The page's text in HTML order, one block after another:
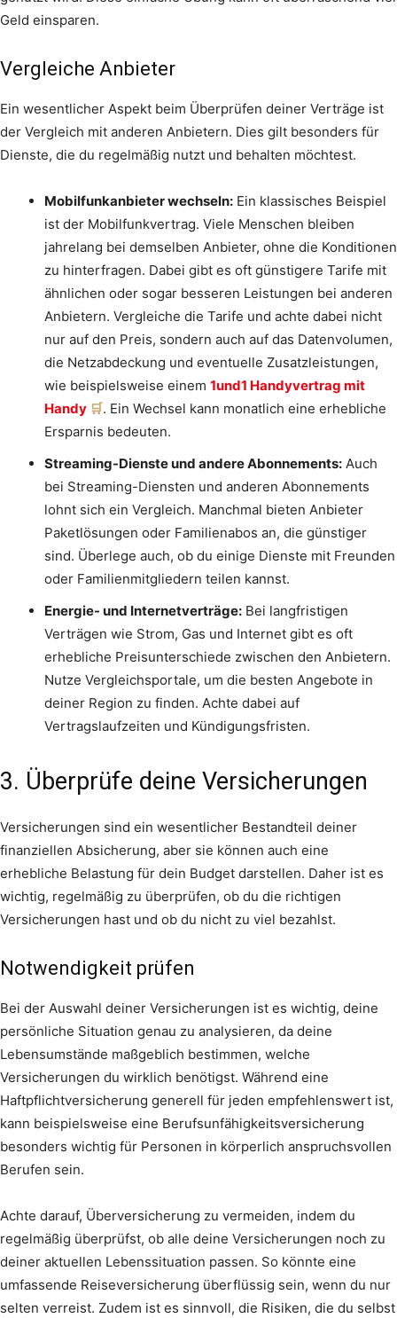
Geld einsparen.
Vergleiche Anbieter
Ein wesentlicher Aspekt beim Überprüfen deiner Verträge ist
der Vergleich mit anderen Anbietern. Dies gilt besonders für
Dienste, die du regelmäßig nutzt und behalten möchtest.
Mobilfunkanbieter wechseln: Ein klassisches Beispiel
ist der Mobilfunkvertrag. Viele Menschen bleiben
jahrelang bei demselben Anbieter, ohne die Konditionen
zu hinterfragen. Dabei gibt es oft günstigere Tarife mit
ähnlichen oder sogar besseren Leistungen bei anderen
Anbietern. Vergleiche die Tarife und achte dabei nicht
nur auf den Preis, sondern auch auf das Datenvolumen,
die Netzabdeckung und eventuelle Zusatzleistungen,
wie beispielsweise einem 1und1 Handyvertrag mit
Handy
. Ein Wechsel kann monatlich eine erhebliche
Ersparnis bedeuten.
Streaming-Dienste und andere Abonnements: Auch
bei Streaming-Diensten und anderen Abonnements
lohnt sich ein Vergleich. Manchmal bieten Anbieter
Paketlösungen oder Familienabos an, die günstiger
sind. Überlege auch, ob du einige Dienste mit Freunden
oder Familienmitgliedern teilen kannst.
Energie- und Internetverträge: Bei langfristigen
Verträgen wie Strom, Gas und Internet gibt es oft
erhebliche Preisunterschiede zwischen den Anbietern.
Nutze Vergleichsportale, um die besten Angebote in
deiner Region zu finden. Achte dabei auf
Vertragslaufzeiten und Kündigungsfristen.
3. Überprüfe deine Versicherungen
Versicherungen sind ein wesentlicher Bestandteil deiner
finanziellen Absicherung, aber sie können auch eine
erhebliche Belastung für dein Budget darstellen. Daher ist es
wichtig, regelmäßig zu überprüfen, ob du die richtigen
Versicherungen hast und ob du nicht zu viel bezahlst.
Notwendigkeit prüfen
Bei der Auswahl deiner Versicherungen ist es wichtig, deine
persönliche Situation genau zu analysieren, da deine
Lebensumstände maßgeblich bestimmen, welche
Versicherungen du wirklich benötigst. Während eine
Haftpflichtversicherung generell für jeden empfehlenswert ist,
kann beispielsweise eine Berufsunfähigkeitsversicherung
besonders wichtig für Personen in körperlich anspruchsvollen
Berufen sein.
Achte darauf, Überversicherung zu vermeiden, indem du
regelmäßig überprüfst, ob alle deine Versicherungen noch zu
deiner aktuellen Lebenssituation passen. So könnte eine
umfassende Reiseversicherung überflüssig sein, wenn du nur
selten verreist. Zudem ist es sinnvoll, die Risiken, die du selbst